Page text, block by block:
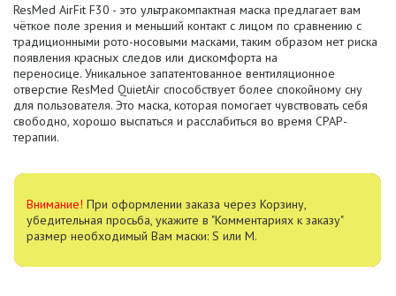
ResMed AirFit F30 - это ультракомпактная маска предлагает вам
чёткое поле зрения и меньший контакт с лицом по сравнению с
традиционными рото-носовыми масками, таким образом нет риска
появления красных следов или дискомфорта на
переносице. Уникальное запатентованное вентиляционное
отверстие ResMed QuietAir способствует более спокойному сну
для пользователя. Это маска, которая помогает чувствовать себя
свободно, хорошо выспаться и расслабиться во время CPAP-
терапии.
Внимание! При оформлении заказа через Корзину,
убедительная просьба, укажите в "Комментариях к заказу"
размер необходимый Вам маски: S или M.